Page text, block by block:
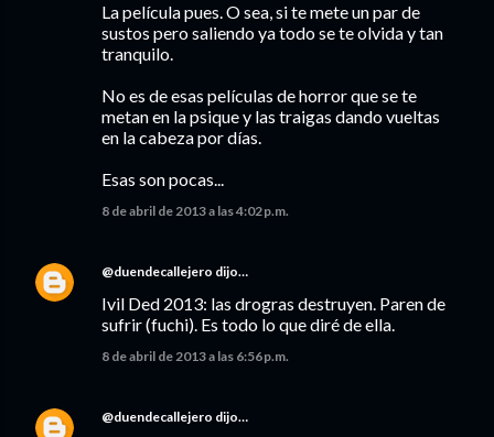
La película pues. O sea, si te mete un par de
sustos pero saliendo ya todo se te olvida y tan
tranquilo.
No es de esas películas de horror que se te
metan en la psique y las traigas dando vueltas
en la cabeza por días.
Esas son pocas...
8 de abril de 2013 a las 4:02 p.m.
@duendecallejero dijo…
Ivil Ded 2013: las drogras destruyen. Paren de
sufrir (fuchi). Es todo lo que diré de ella.
8 de abril de 2013 a las 6:56 p.m.
@duendecallejero dijo…